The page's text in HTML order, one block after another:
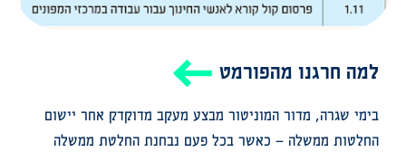
למה חרגנו מהפורמט
בימי שגרה, מדור המוניטור מבצע מעקב מדוקדק אחר יישום
החלטות ממשלה – כאשר בכל פעם נבחנת החלטת ממשלה